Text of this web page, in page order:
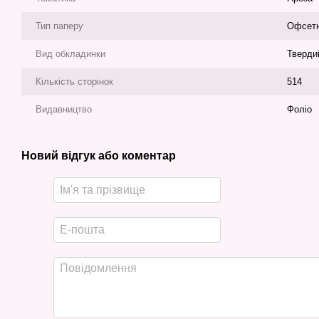
Тип паперу
Вид обкладинки
Кількість сторінок 514
Видавництво Фоліо
Новий відгук або коментар